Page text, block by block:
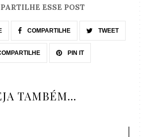
ESSE POST
COMPARTILHE TWEET
PIN IT
TAMBÉM...